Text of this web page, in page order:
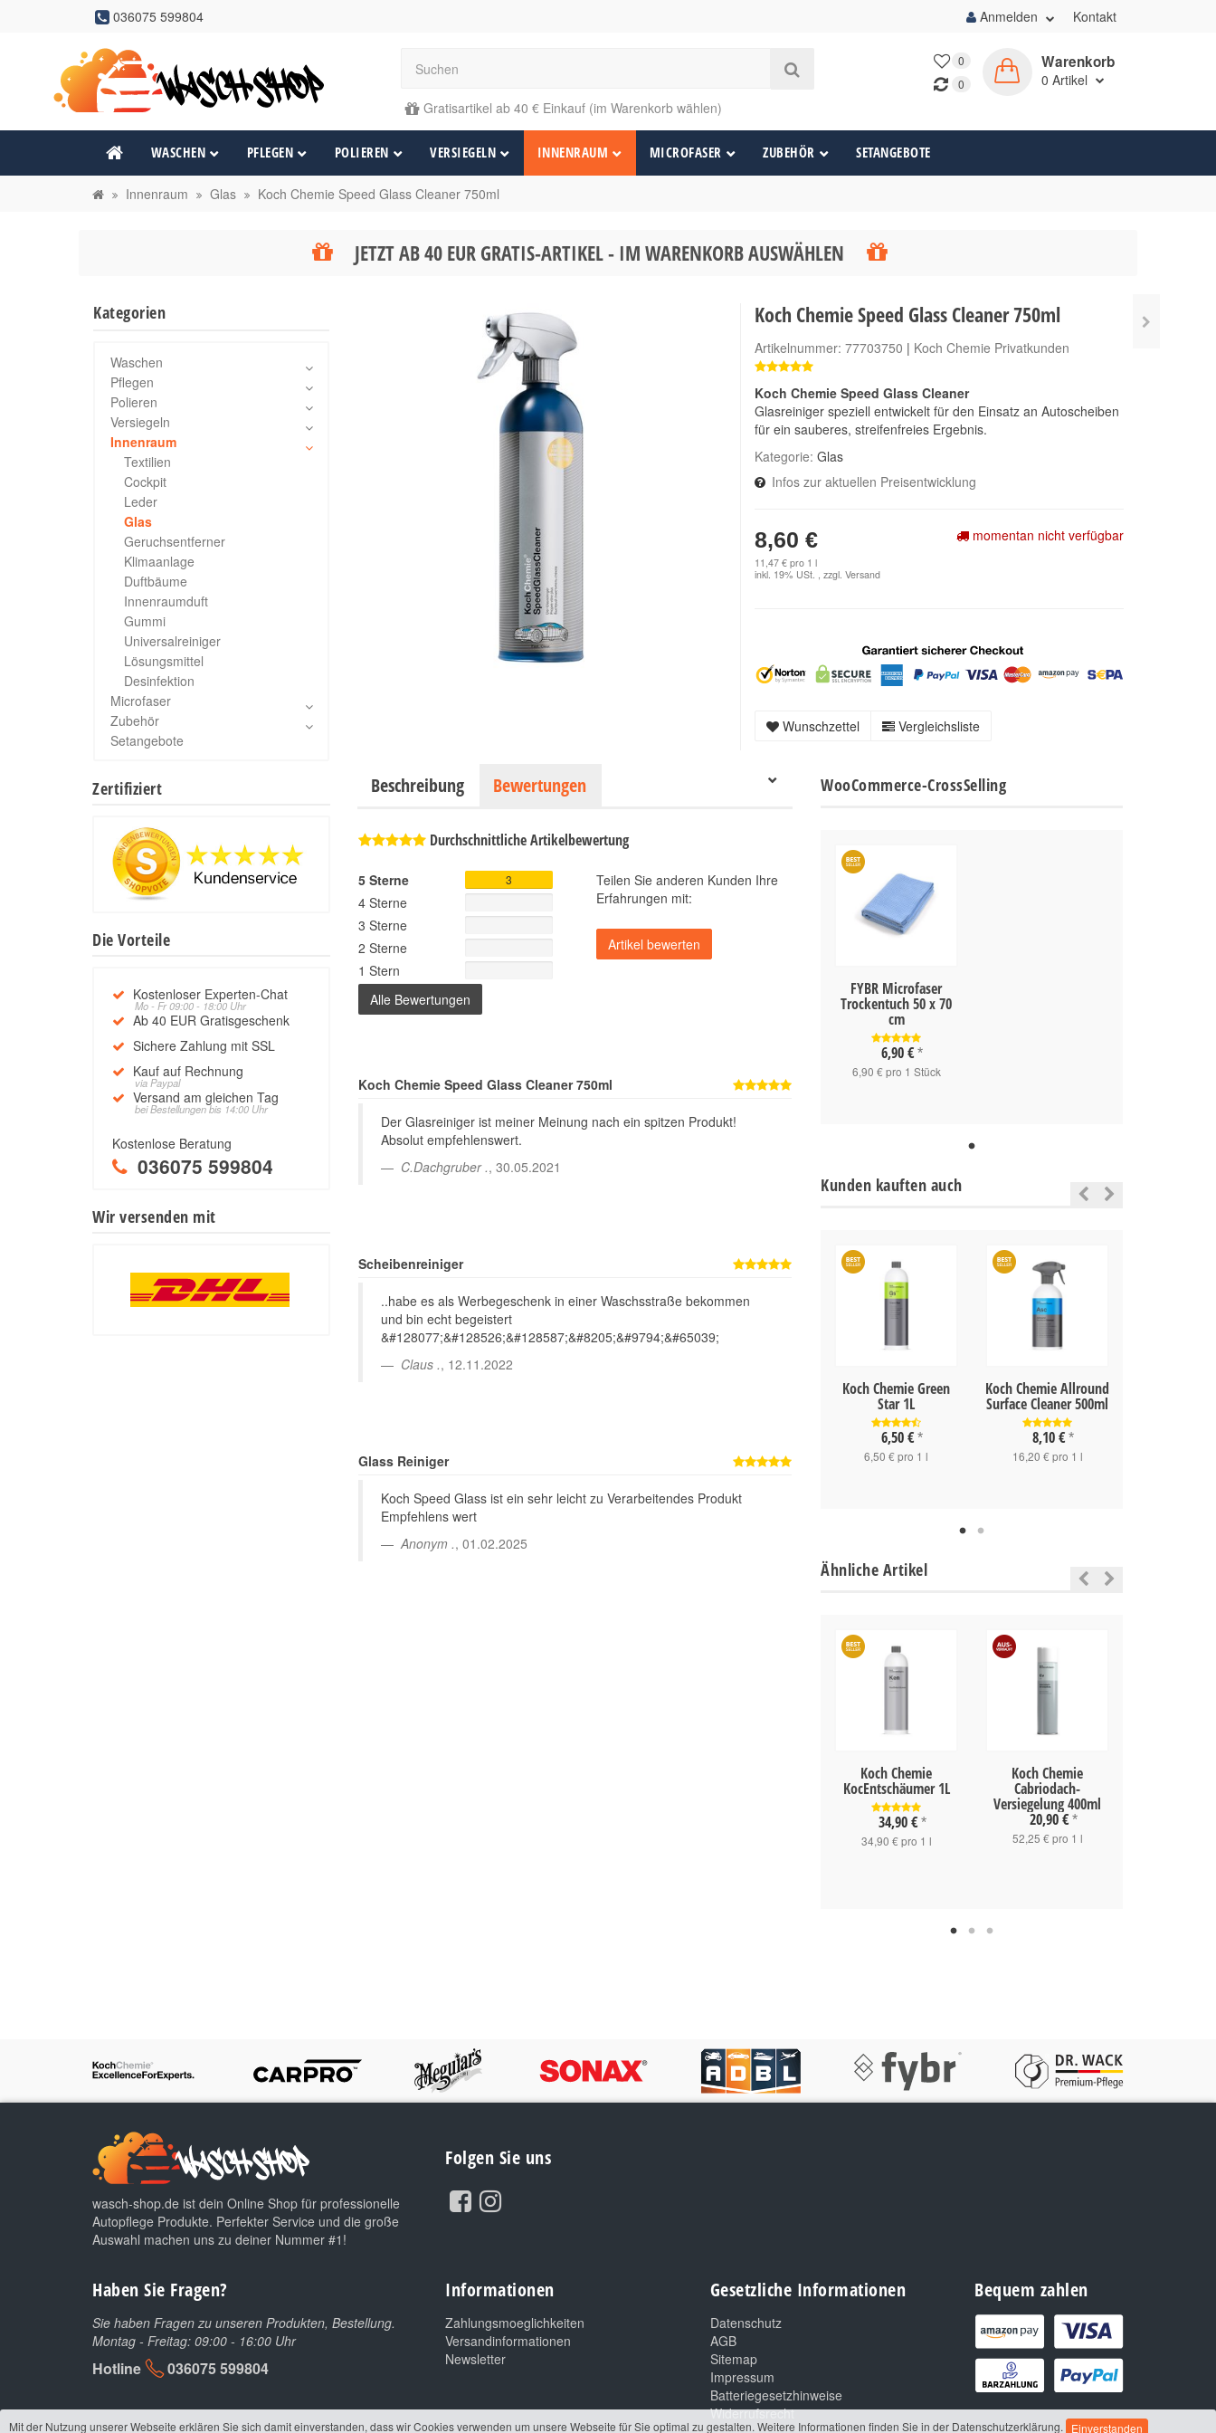
036075 599804 Anmelden Kontakt
Gratisartikel ab 40 € Einkauf (im Warenkorb wählen)
0
0
Warenkorb
0 Artikel
WASCHEN PFLEGEN POLIEREN VERSIEGELN INNENRAUM MICROFASER ZUBEHÖR SETANGEBOTE
Innenraum Glas Koch Chemie Speed Glass Cleaner 750ml
JETZT AB 40 EUR GRATIS-ARTIKEL - IM WARENKORB AUSWÄHLEN
Koch Chemie Speed Glass Cleaner 750ml
Artikelnummer:77703750 | Koch Chemie Privatkunden
Koch Chemie Speed Glass Cleaner
Glasreiniger speziell entwickelt für den Einsatz an Autoscheiben
für ein sauberes, streifenfreies Ergebnis.
Kategorie:Glas
Infos zur aktuellen Preisentwicklung
8,60 €
11,47 € pro 1 l
inkl. 19% USt. , zzgl.Versand
momentan nicht verfügbar
Wunschzettel Vergleichsliste
Beschreibung Bewertungen
Durchschnittliche Artikelbewertung
5 Sterne 3
4 Sterne
3 Sterne
2 Sterne
1 Stern
Alle Bewertungen
Teilen Sie anderen Kunden Ihre
Erfahrungen mit:
Koch Chemie Speed Glass Cleaner 750ml
Der Glasreiniger ist meiner Meinung nach ein spitzen Produkt!
Absolut empfehlenswert.
C.Dachgruber., 30.05.2021
Scheibenreiniger
..habe es als Werbegeschenk in einer Waschsstraße bekommen
und bin echt begeistert
&#128077;&#128526;&#128587;&#8205;&#9794;&#65039;
Claus ., 12.11.2022
Glass Reiniger
Koch Speed Glass ist ein sehr leicht zu Verarbeitendes Produkt
Empfehlens wert
Anonym ., 01.02.2025
WooCommerce-CrossSelling
FYBR Microfaser
Trockentuch 50 x 70
cm
6,90 € *
6,90 € pro 1 Stück
Kunden kauften auch
2,90 € pro 1 Stück
Koch Chemie Green
Star 1L
6,50 € *
6,50 € pro 1 l
Koch Chemie Allround
Surface Cleaner 500ml
8,10 € *
16,20 € pro 1 l
Ähnliche Artikel
Koch Chemie
KocEntschäumer 1L
34,90 € *
34,90 € pro 1 l
Koch Chemie
Cabriodach-
Versiegelung 400ml
20,90 € *
52,25 € pro 1 l
Kategorien
Waschen
Pflegen
Polieren
Versiegeln
Innenraum
Textilien
Cockpit
Leder
Glas
Geruchsentferner
Klimaanlage
Duftbäume
Innenraumduft
Gummi
Universalreiniger
Lösungsmittel
Desinfektion
Microfaser
Zubehör
Setangebote
Zertifiziert
Die Vorteile
Kostenloser Experten-Chat
Mo - Fr 09:00 - 18:00 Uhr
Ab 40 EUR Gratisgeschenk
Sichere Zahlung mit SSL
Kauf auf Rechnung
via Paypal
Versand am gleichen Tag
bei Bestellungen bis 14:00 Uhr
Kostenlose Beratung
036075 599804
Wir versenden mit
wasch-shop.de ist dein Online Shop für professionelle
Autopflege Produkte. Perfekter Service und die große
Auswahl machen uns zu deiner Nummer #1!
Folgen Sie uns
Haben Sie Fragen?
Sie haben Fragen zu unseren Produkten, Bestellung.
Montag - Freitag: 09:00 - 16:00 Uhr
Hotline 036075 599804
Informationen
Zahlungsmoeglichkeiten
Versandinformationen
Newsletter
Gesetzliche Informationen
Datenschutz
AGB
Sitemap
Impressum
Batteriegesetzhinweise
Widerrufsrecht
Bequem zahlen
Mit der Nutzung unserer Webseite erklären Sie sich damit einverstanden, dass wir Cookies verwenden um unsere Webseite für Sie optimal zu gestalten. Weitere Informationen finden Sie in der Datenschutzerklärung. Einverstanden